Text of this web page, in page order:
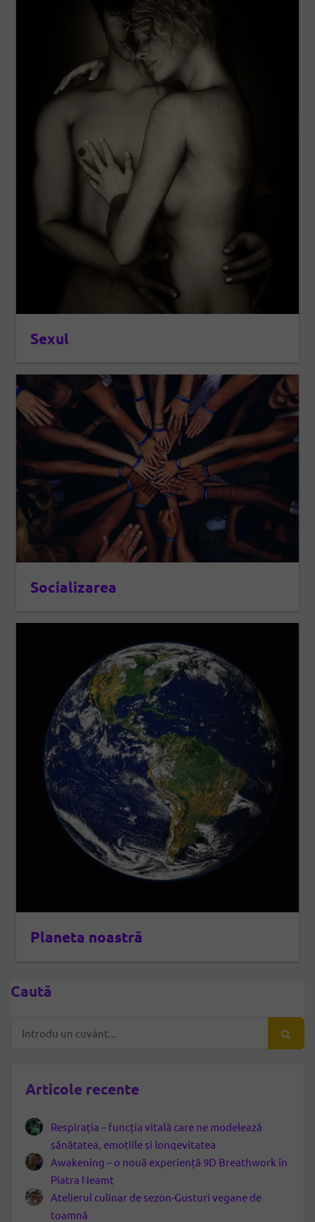
Sexul
Socializarea
Planeta noastră
Caută
Articole recente
Respirația – funcția vitală care ne modelează
sănătatea, emoțiile și longevitatea
Awakening – o nouă experiență 9D Breathwork în
Piatra Neamț
Atelierul culinar de sezon-Gusturi vegane de
toamnă